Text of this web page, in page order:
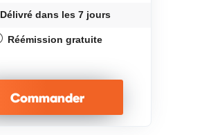
Délivré dans les 7 jours
Réémission gratuite
Commander